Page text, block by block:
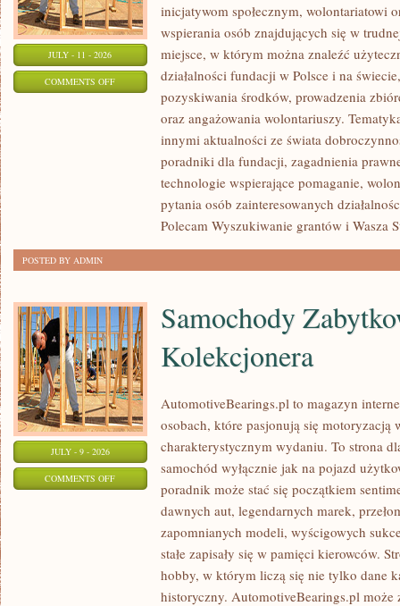
JULY - 11 - 2026
COMMENTS OFFON
POMAGAĆ?
inicjatywom społecznym, wolontariatowi
wspierania osób znajdujących się w
miejsce, w którym można znaleźć
działalności fundacji w Polsce i na
pozyskiwania środków, prowadzenia
oraz angażowania wolontariuszy.
innymi aktualności ze świata
poradniki dla fundacji, zagadnienia
technologie wspierające pomaganie,
pytania osób zainteresowanych
Polecam Wyszukiwanie grantów i Wasza
POSTED BY ADMIN
JULY - 9 - 2026
COMMENTS OFFON
SAMOCHODY
Samochody
Kolekcjonera
AutomotiveBearings.pl to magazyn
osobach, które pasjonują się motoryzacją
charakterystycznym wydaniu. To strona
samochód wyłącznie jak na pojazd
poradnik może stać się początkiem
dawnych aut, legendarnych marek,
zapomnianych modeli, wyścigowych
stałe zapisały się w pamięci kierowców.
hobby, w którym liczą się nie tylko dane
historyczny. AutomotiveBearings.pl może